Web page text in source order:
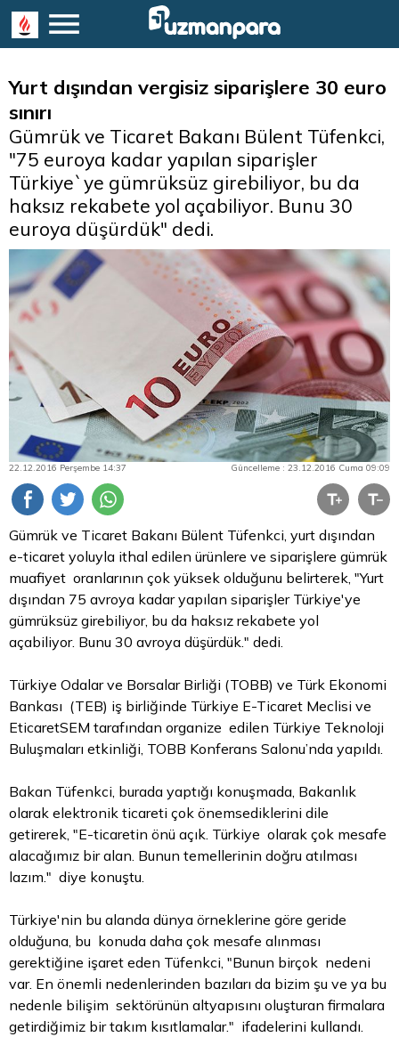
Yurt dışından vergisiz siparişlere 30 euro
sınırı
Gümrük ve Ticaret Bakanı Bülent Tüfenkci,
"75 euroya kadar yapılan siparişler
Türkiye`ye gümrüksüz girebiliyor, bu da
haksız rekabete yol açabiliyor. Bunu 30
euroya düşürdük" dedi.
22.12.2016 Perşembe 14:37 Güncelleme : 23.12.2016 Cuma 09:09
Gümrük ve Ticaret Bakanı Bülent Tüfenkci, yurt dışından
e-ticaret yoluyla ithal edilen ürünlere ve siparişlere gümrük
muafiyet oranlarının çok yüksek olduğunu belirterek, "Yurt
dışından 75 avroya kadar yapılan siparişler Türkiye'ye
gümrüksüz girebiliyor, bu da haksız rekabete yol
açabiliyor. Bunu 30 avroya düşürdük." dedi.
Türkiye Odalar ve Borsalar Birliği (TOBB) ve Türk Ekonomi
Bankası (TEB) iş birliğinde Türkiye E-Ticaret Meclisi ve
EticaretSEM tarafından organize edilen Türkiye Teknoloji
Buluşmaları etkinliği, TOBB Konferans Salonu’nda yapıldı.
Bakan Tüfenkci, burada yaptığı konuşmada, Bakanlık
olarak elektronik ticareti çok önemsediklerini dile
getirerek, "E-ticaretin önü açık. Türkiye olarak çok mesafe
alacağımız bir alan. Bunun temellerinin doğru atılması
lazım." diye konuştu.
Türkiye'nin bu alanda dünya örneklerine göre geride
olduğuna, bu konuda daha çok mesafe alınması
gerektiğine işaret eden Tüfenkci, "Bunun birçok nedeni
var. En önemli nedenlerinden bazıları da bizim şu ve ya bu
nedenle bilişim sektörünün altyapısını oluşturan firmalara
getirdiğimiz bir takım kısıtlamalar." ifadelerini kullandı.